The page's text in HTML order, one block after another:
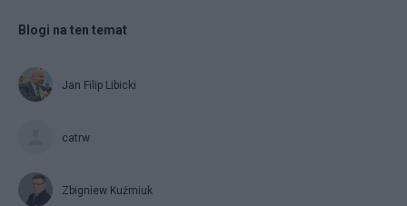
Blogi na ten temat
Jan Filip Libicki
catrw
Zbigniew Kuźmiuk